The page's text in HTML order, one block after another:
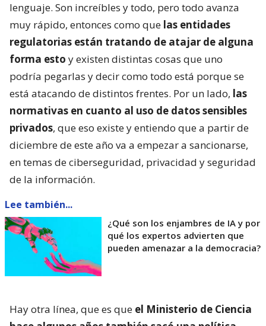
lenguaje. Son increíbles y todo, pero todo avanza
muy rápido, entonces como que las entidades
regulatorias están tratando de atajar de alguna
forma esto y existen distintas cosas que uno
podría pegarlas y decir como todo está porque se
está atacando de distintos frentes. Por un lado, las
normativas en cuanto al uso de datos sensibles
privados, que eso existe y entiendo que a partir de
diciembre de este año va a empezar a sancionarse,
en temas de ciberseguridad, privacidad y seguridad
de la información.
Lee también...
¿Qué son los enjambres de IA y por
qué los expertos advierten que
pueden amenazar a la democracia?
Hay otra línea, que es que el Ministerio de Ciencia